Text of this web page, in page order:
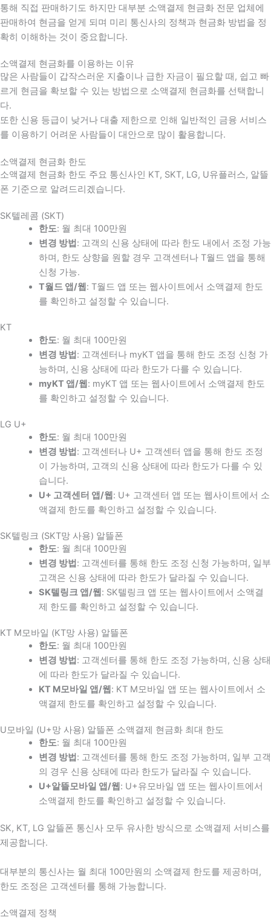
통해 직접 판매하기도 하지만 대부분 소액결제 현금화 전문 업체에
판매하여 현금을 얻게 되며 미리 통신사의 정책과 현금화 방법을 정
확히 이해하는 것이 중요합니다.
소액결제 현금화를 이용하는 이유
많은 사람들이 갑작스러운 지출이나 급한 자금이 필요할 때 , 쉽고 빠
르게 현금을 확보할 수 있는 방법으로 소액결제 현금화를 선택합니
다.
또한 신용 등급이 낮거나 대출 제한으로 인해 일반적인 금융 서비스
를 이용하기 어려운 사람들이 대안으로 많이 활용합니다.
소액결제 현금화 한도
소액결제 현금화 한도 주요 통신사인 KT, SKT, LG, U유플러스, 알뜰
폰 기준으로 알려드리겠습니다.
SK텔레콤 (SKT)
한도: 월 최대 100만원
변경 방법 : 고객의 신용 상태에 따라 한도 내에서 조정 가능
하며, 한도 상향을 원할 경우 고객센터나 T월드 앱을 통해
신청 가능.
T월드 앱/웹 : T월드 앱 또는 웹사이트에서 소액결제 한도
를 확인하고 설정할 수 있습니다.
KT
한도: 월 최대 100만원
변경 방법 : 고객센터나 myKT 앱을 통해 한도 조정 신청 가
능하며, 신용 상태에 따라 한도가 다를 수 있습니다.
myKT 앱/웹 : myKT 앱 또는 웹사이트에서 소액결제 한도
를 확인하고 설정할 수 있습니다.
LG U+
한도: 월 최대 100만원
변경 방법 : 고객센터나 U+ 고객센터 앱을 통해 한도 조정
이 가능하며, 고객의 신용 상태에 따라 한도가 다를 수 있
습니다.
U+ 고객센터 앱/웹 : U+ 고객센터 앱 또는 웹사이트에서 소
액결제 한도를 확인하고 설정할 수 있습니다.
SK텔링크 (SKT망 사용) 알뜰폰
한도: 월 최대 100만원
변경 방법 : 고객센터를 통해 한도 조정 신청 가능하며, 일부
고객은 신용 상태에 따라 한도가 달라질 수 있습니다.
SK텔링크 앱/웹 : SK텔링크 앱 또는 웹사이트에서 소액결
제 한도를 확인하고 설정할 수 있습니다.
KT M모바일 (KT망 사용) 알뜰폰
한도: 월 최대 100만원
변경 방법 : 고객센터를 통해 한도 조정 가능하며, 신용 상태
에 따라 한도가 달라질 수 있습니다.
KT M모바일 앱/웹 : KT M모바일 앱 또는 웹사이트에서 소
액결제 한도를 확인하고 설정할 수 있습니다.
U모바일 (U+망 사용) 알뜰폰 소액결제 현금화 최대 한도
한도: 월 최대 100만원
변경 방법 : 고객센터를 통해 한도 조정 가능하며, 일부 고객
의 경우 신용 상태에 따라 한도가 달라질 수 있습니다.
U+알뜰모바일 앱/웹 : U+유모바일 앱 또는 웹사이트에서
소액결제 한도를 확인하고 설정할 수 있습니다.
SK, KT, LG 알뜰폰 통신사 모두 유사한 방식으로 소액결제 서비스를
제공합니다.
대부분의 통신사는 월 최대 100만원의 소액결제 한도를 제공하며,
한도 조정은 고객센터를 통해 가능합니다.
소액결제 정책